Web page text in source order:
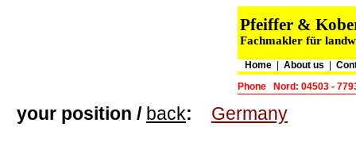
Pfeiffer &
Fachmakler für
Home About us
Phone
Nord: 04503 -
your position / back: Germany